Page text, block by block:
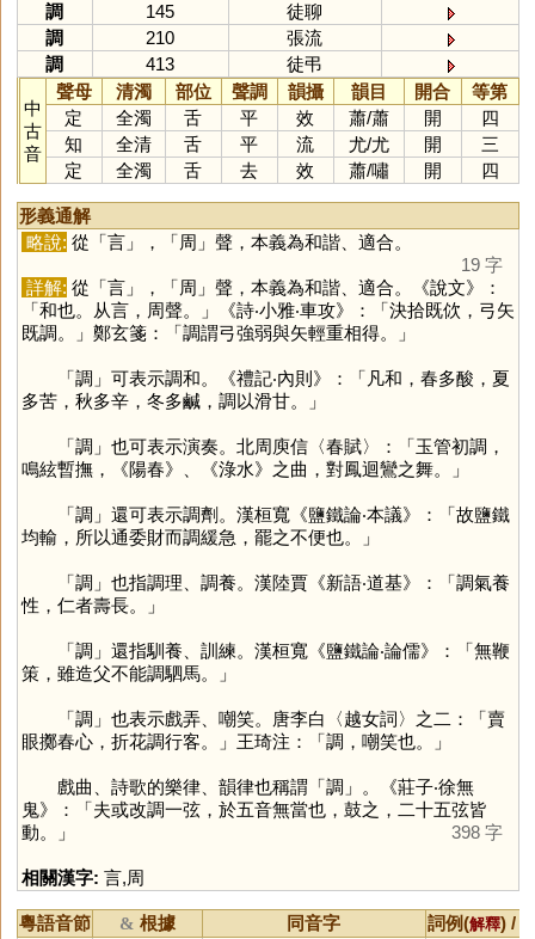
調
145
徒聊
調
210
張流
調
413 徒弔
中
古
音
聲母 清濁 部位 聲調 韻攝 韻目 開合
等第
定
全濁 舌 平 效 蕭/蕭 開
四
知
全清 舌 平 流 尤/尤 開
三
定
全濁 舌 去 效 蕭/嘯 開 四
形義通解
略說: 從「言」，「周 」聲，本義為和諧、適合。
19 字
詳解: 從「言」，「周 」聲，本義為和諧、適合。《說文》：
「和也。从言，周聲。」《詩‧小雅‧車攻》：「決拾既佽，弓矢
既調。」鄭玄箋：「調謂弓強弱與矢輕重相得。」
「調 」可表示調和。《禮記‧內則》：「凡和，春多酸，夏
多苦，秋多辛，冬多鹹，調以滑甘。」
「調 」也可表示演奏。北周庾信〈春賦〉：「玉管初調，
鳴絃暫撫，《陽春》、《淥水》之曲，對鳳迴鸞之舞。」
「調 」還可表示調劑。漢桓寬《鹽鐵論‧本議》：「故鹽鐵
均輸，所以通委財而調緩急，罷之不便也。」
「調 」也指調理、調養。漢陸賈《新語‧道基》：「調氣養
性，仁者壽長。」
「調 」還指馴養、訓練。漢桓寬《鹽鐵論‧論儒》：「無鞭
策，雖造父不能調駟馬。」
「調 」也表示戲弄、嘲笑。唐李白〈越女詞〉之二：「賣
眼擲春心，折花調行客。」王琦注：「調，嘲笑也。」
戲曲、詩歌的樂律、韻律也稱謂「調 」。《莊子‧徐無
鬼》：「夫或改調一弦，於五音無當也，鼓之，二十五弦皆
動。」
398 字
相關漢字: 言,周
粵語音節 & 根據 同音字 詞例(解釋) /